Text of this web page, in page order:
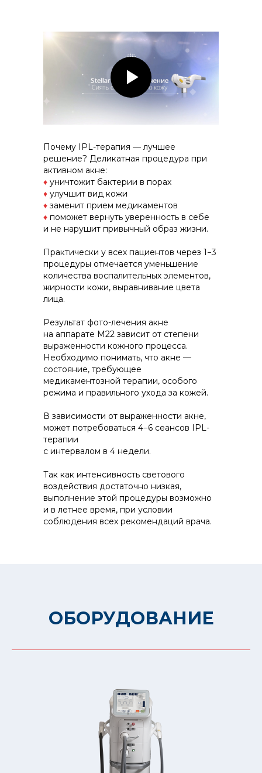
Почему IPL-терапия — лучшее
решение? Деликатная процедура при
активном акне:
♦ уничтожит бактерии в порах
♦ улучшит вид кожи
♦ заменит прием медикаментов
♦ поможет вернуть уверенность в себе
и не нарушит привычный образ жизни.
Практически у всех пациентов через 1−3
процедуры отмечается уменьшение
количества воспалительных элементов,
жирности кожи, выравнивание цвета
лица.
Результат фото-лечения акне
на аппарате M22 зависит от степени
выраженности кожного процесса.
Необходимо понимать, что акне —
состояние, требующее
медикаментозной терапии, особого
режима и правильного ухода за кожей.
В зависимости от выраженности акне,
может потребоваться 4−6 сеансов IPL-
терапии
с интервалом в 4 недели.
Так как интенсивность светового
воздействия достаточно низкая,
выполнение этой процедуры возможно
и в летнее время, при условии
соблюдения всех рекомендаций врача.
ОБОРУДОВАНИЕ